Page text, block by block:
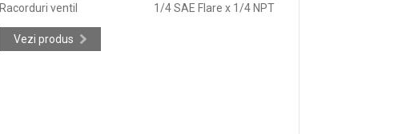
Racorduri ventil 1/4 SAE Flare x 1/4 NPT
Vezi produs